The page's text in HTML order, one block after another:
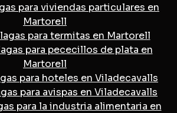
para viviendas particulares en
Martorell
para termitas en Martorell
para pececillos de plata en
Martorell
para hoteles en Viladecavalls
para avispas en Viladecavalls
para la industria alimentaria en